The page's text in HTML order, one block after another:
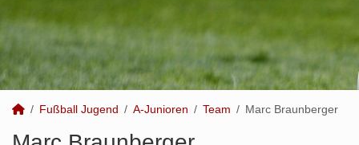
Fußball Jugend A-Junioren Team Marc Braunberger